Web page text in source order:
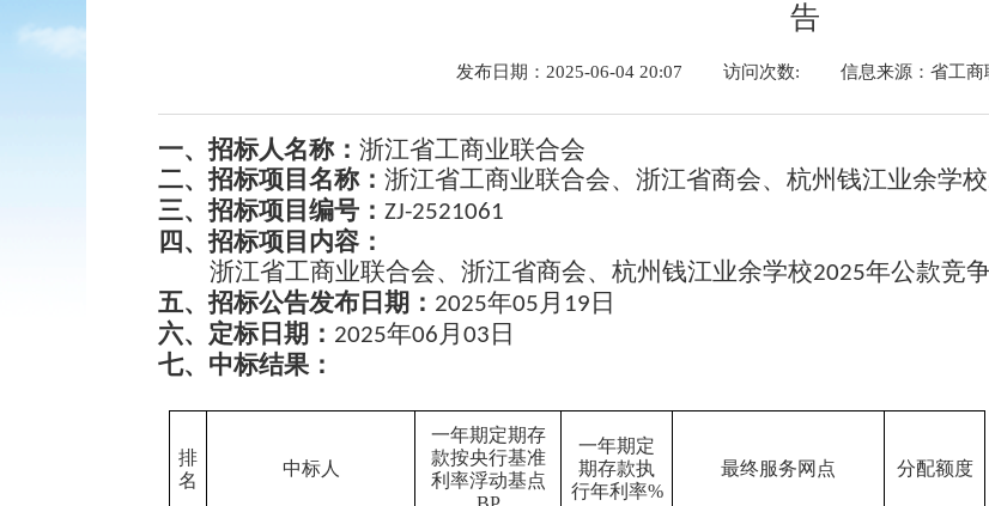
告
发布日期：2025-06-04 20:07 访问次数: 信息来源：省工商
一、招标人名称： 浙江省工商业联合会
二、招标项目名称： 浙江省工商业联合会、浙江省商会、杭州钱江业余学校
三、招标项目编号： ZJ-2521061
四、招标项目内容：
浙江省工商业联合会、浙江省商会、杭州钱江业余学校2025年公款竞
五、招标公告发布日期： 2025年05月 19 日
六、定标日期： 2025年06月 03 日
七、中标结果：
排
名
中标人
一年期定期存
款按央行基准
利率浮动基点
一年期定
期存款执
行年利率%
最终服务网点 分配额度